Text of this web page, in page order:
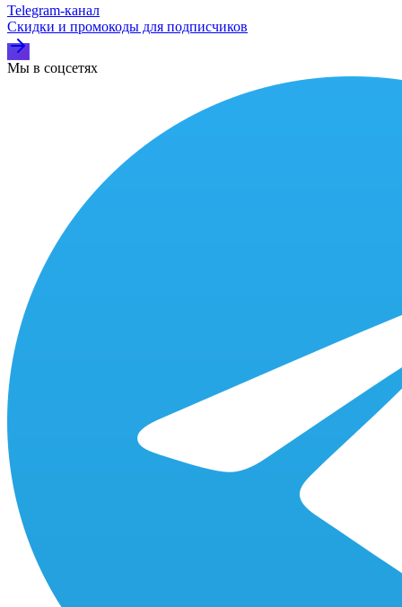
Telegram‑канал
Скидки и промокоды для подписчиков
Мы в соцсетях